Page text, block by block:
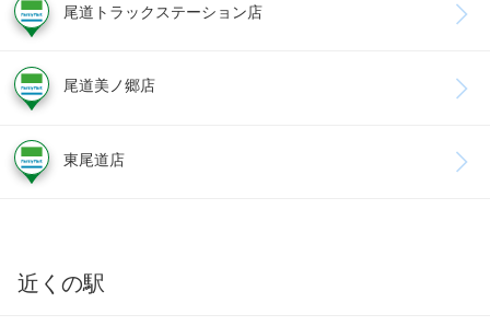
尾道トラックステーション店
尾道美ノ郷店
東尾道店
近くの駅